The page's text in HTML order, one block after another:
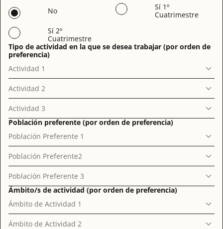
No
Sí 1º
Cuatrimestre
Sí 2º
Cuatrimestre
Tipo de actividad en la que se desea trabajar (por orden de
preferencia)
Actividad 1
Actividad 2
Actividad 3
Población preferente (por orden de preferencia)
Población Preferente 1
Población Preferente2
Población Preferente 3
Ámbito/s de actividad (por orden de preferencia)
Ámbito de Actividad 1
Ámbito de Actividad 2